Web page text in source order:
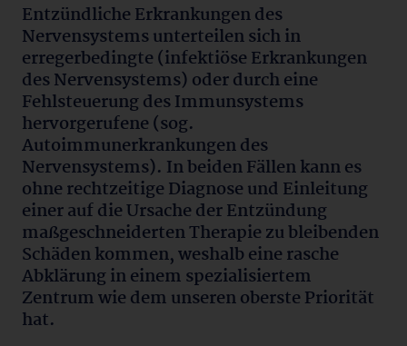
Entzündliche Erkrankungen des
Nervensystems unterteilen sich in
erregerbedingte (infektiöse Erkrankungen
des Nervensystems) oder durch eine
Fehlsteuerung des Immunsystems
hervorgerufene (sog.
Autoimmunerkrankungen des
Nervensystems). In beiden Fällen kann es
ohne rechtzeitige Diagnose und Einleitung
einer auf die Ursache der Entzündung
maßgeschneiderten Therapie zu bleibenden
Schäden kommen, weshalb eine rasche
Abklärung in einem spezialisiertem
Zentrum wie dem unseren oberste Priorität
hat.